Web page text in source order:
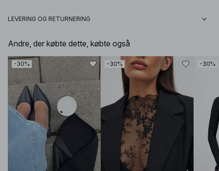
LEVERING OG RETURNERING
Andre, der købte dette, købte også
-30% -30% -30%